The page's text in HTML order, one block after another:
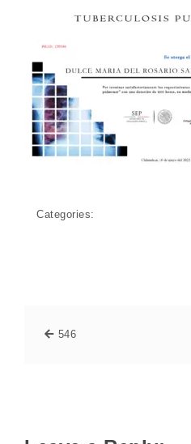
Categories:
546